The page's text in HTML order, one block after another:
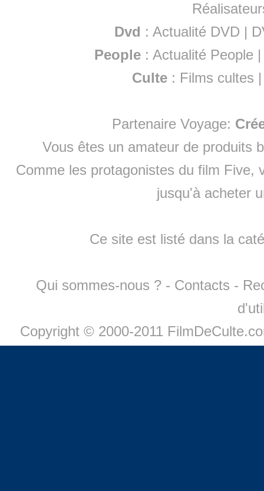
Dvd : Actualité DVD |
People :Actualité People
Culte : Films cultes
Partenaire Voyage:
Vous êtes un amateur de produits
Comme les protagonistes du film Five,
jusqu'à acheter
Ce site est listé dans la
Qui sommes-nous ? - Contacts -
Copyright © 2000-2011